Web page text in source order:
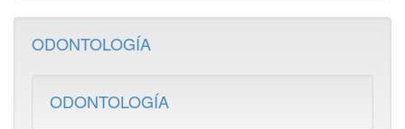
ODONTOLOGÍA
ODONTOLOGÍA